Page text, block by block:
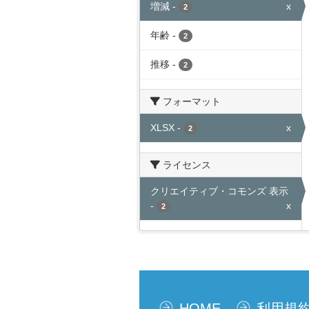
増減 - 2 x
年齢 - 2
推移 - 2
フォーマット
XLSX - 2 x
ライセンス
クリエイティブ・コモンズ 表示
-
2 x